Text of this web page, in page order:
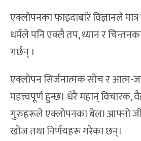
एक्लोपनका फाइदाबारे विज्ञानले
धर्मले पनि एक्लै तप, ध्यान र
गर्छन् ।
एक्लोपन सिर्जनात्मक सोच र आत्म-
महत्त्वपूर्ण हुन्छ। धेरै महान् विचारक,
गुरुहरूले एक्लोपनका बेला आफ्नो
खोज तथा निर्णयहरू गरेका छन्।